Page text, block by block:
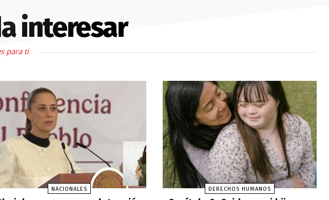
interesar
para ti
NACIONALES DERECHOS HUMANOS